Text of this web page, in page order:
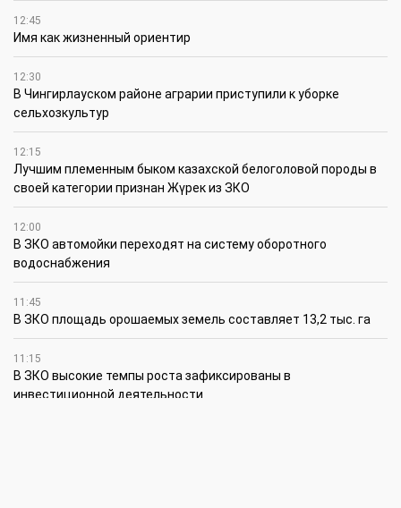
12:45
Имя как жизненный ориентир
12:30
В Чингирлауском районе аграрии приступили к уборке
сельхозкультур
12:15
Лучшим племенным быком казахской белоголовой породы в
своей категории признан Жүрек из ЗКО
12:00
В ЗКО автомойки переходят на систему оборотного
водоснабжения
11:45
В ЗКО площадь орошаемых земель составляет 13,2 тыс. га
11:15
В ЗКО высокие темпы роста зафиксированы в
инвестиционной деятельности